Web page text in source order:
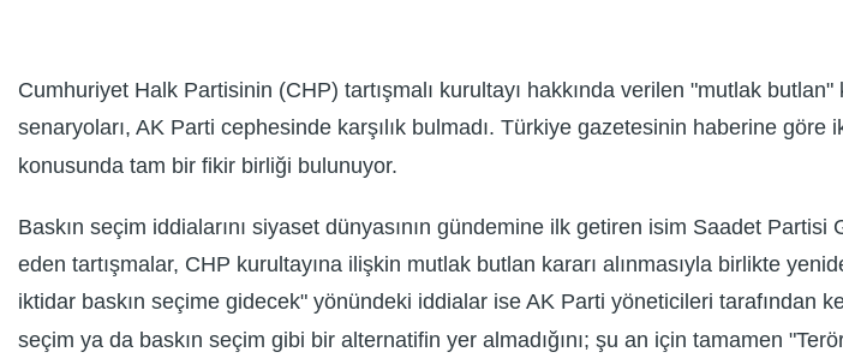
Cumhuriyet Halk Partisinin (CHP) tartışmalı kurultayı hakkında verilen "mutlak
senaryoları, AK Parti cephesinde karşılık bulmadı. Türkiye gazetesinin haberine
konusunda tam bir fikir birliği bulunuyor.
Baskın seçim iddialarını siyaset dünyasının gündemine ilk getiren isim Saadet
eden tartışmalar, CHP kurultayına ilişkin mutlak butlan kararı alınmasıyla birlikte
iktidar baskın seçime gidecek" yönündeki iddialar ise AK Parti yöneticileri tarafından
seçim ya da baskın seçim gibi bir alternatifin yer almadığını; şu an için tamamen